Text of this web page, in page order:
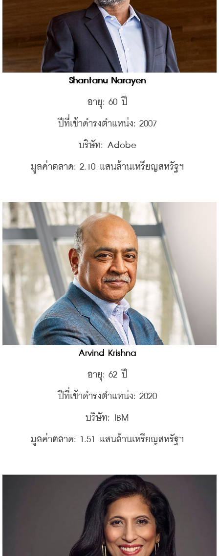
Shantanu Narayen
อายุ: 60 ปี
ปีที่เข้าดำรงตำแหน่ง: 2007
บริษัท: Adobe
มูลค่าตลาด: 2.10 แสนล้านเหรียญสหรัฐฯ
Arvind Krishna
อายุ: 62 ปี
ปีที่เข้าดำรงตำแหน่ง: 2020
บริษัท: IBM
มูลค่าตลาด: 1.51 แสนล้านเหรียญสหรัฐฯ